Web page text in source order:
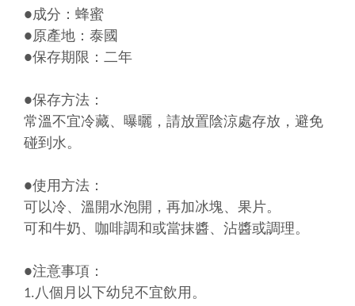
●成分：蜂蜜
●原產地：泰國
●保存期限：二年
●保存方法：
常溫不宜冷藏、曝曬，請放置陰涼處存放，避免
碰到水。
●使用方法：
可以冷、溫開水泡開，再加冰塊、果片。
可和牛奶、咖啡調和或當抹醬、沾醬或調理。
●注意事項：
1.八個月以下幼兒不宜飲用。